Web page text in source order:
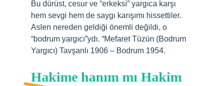
Bu dürüst, cesur ve “erkeksi” yargıca karşı
hem sevgi hem de saygı karışımı hissettiler.
Aslen nereden geldiği önemli değildi, o
“bodrum yargıcı”ydı. “Mefaret Tüzün (Bodrum
Yargıcı) Tavşanlı 1906 – Bodrum 1954.
Hakime hanım mı Hakim